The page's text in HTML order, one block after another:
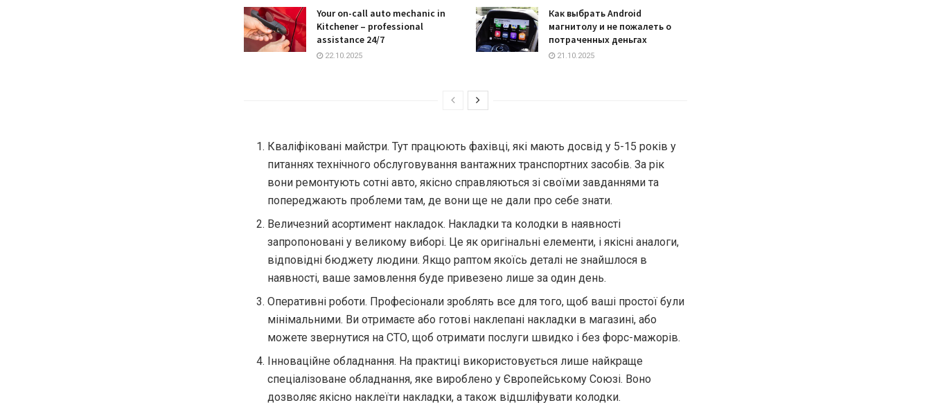
Your on-call auto mechanic in
Kitchener – professional
assistance 24/7
22.10.2025
Как выбрать Android
магнитолу и не пожалеть о
потраченных деньгах
21.10.2025
Кваліфіковані майстри. Тут працюють фахівці, які мають досвід у 5-15 років у
питаннях технічного обслуговування вантажних транспортних засобів. За рік
вони ремонтують сотні авто, якісно справляються зі своїми завданнями та
попереджають проблеми там, де вони ще не дали про себе знати.
Величезний асортимент накладок. Накладки та колодки в наявності
запропоновані у великому виборі. Це як оригінальні елементи, і якісні аналоги,
відповідні бюджету людини. Якщо раптом якоїсь деталі не знайшлося в
наявності, ваше замовлення буде привезено лише за один день.
Оперативні роботи. Професіонали зроблять все для того, щоб ваші простої були
мінімальними. Ви отримаєте або готові наклепані накладки в магазині, або
можете звернутися на СТО, щоб отримати послуги швидко і без форс-мажорів.
Інноваційне обладнання. На практиці використовується лише найкраще
спеціалізоване обладнання, яке вироблено у Європейському Союзі. Воно
дозволяє якісно наклеїти накладки, а також відшліфувати колодки.